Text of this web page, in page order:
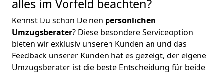
alles im Vorfeld beachten?
Kennst Du schon Deinen persönlichen
Umzugsberater? Diese besondere Serviceoption
bieten wir exklusiv unseren Kunden an und das
Feedback unserer Kunden hat es gezeigt, der eigene
Umzugsberater ist die beste Entscheidung für beide